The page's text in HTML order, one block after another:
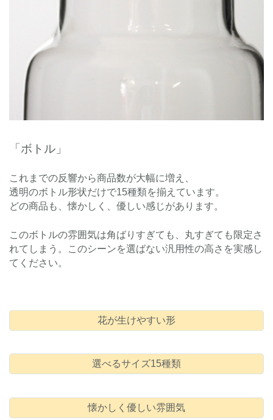
「ボトル」
これまでの反響から商品数が大幅に増え、
透明のボトル形状だけで15種類を揃えています。
どの商品も、懐かしく、優しい感じがあります。
このボトルの雰囲気は角ばりすぎても、丸すぎても限定さ
れてしまう。このシーンを選ばない汎用性の高さを実感し
てください。
花が生けやすい形
選べるサイズ15種類
懐かしく優しい雰囲気